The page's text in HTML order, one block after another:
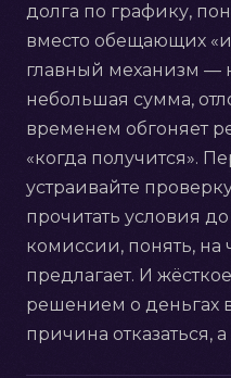
долга по графику,
вместо обещающих
главный механизм —
небольшая сумма,
временем обгоняет
«когда получится».
устраивайте
прочитать условия
комиссии, понять, на
предлагает. И
решением о деньгах
причина отказаться,